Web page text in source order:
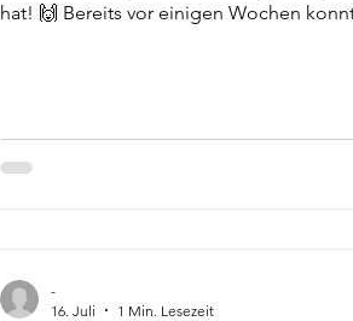
hat! 🙌 Bereits vor einigen Wochen
Schiedsrichter*innen-Team und wird
-
16. Juli
1 Min. Lesezeit